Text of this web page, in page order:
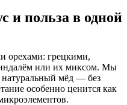
и польза в одной
орехами: грецкими,
или их миксом. Мы
натуральный мёд — без
особенно ценится как